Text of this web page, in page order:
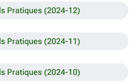
Pratiques (2024-12)
Pratiques (2024-11)
Pratiques (2024-10)